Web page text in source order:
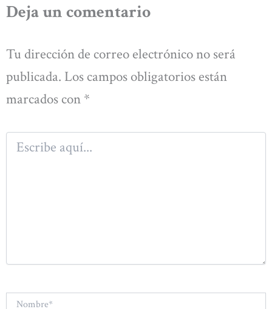
Deja un comentario
Tu dirección de correo electrónico no será
publicada. Los campos obligatorios están
marcados con *
Escribe
aquí...
Nombre*